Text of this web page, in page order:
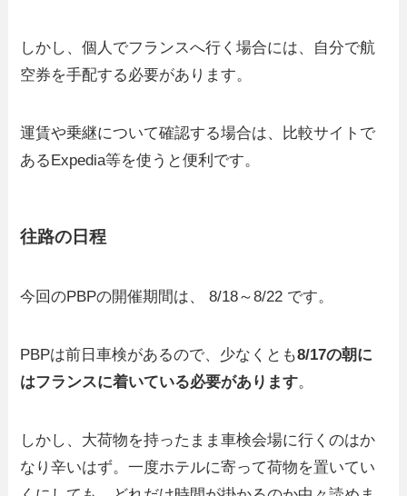
しかし、個人でフランスへ行く場合には、自分で航
空券を手配する必要があります。
運賃や乗継について確認する場合は、比較サイトで
あるExpedia等を使うと便利です。
往路の日程
今回のPBPの開催期間は、 8/18～8/22 です。
PBPは前日車検があるので、少なくとも8/17の朝に
はフランスに着いている必要があります。
しかし、大荷物を持ったまま車検会場に行くのはか
なり辛いはず。一度ホテルに寄って荷物を置いてい